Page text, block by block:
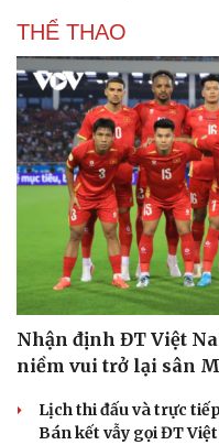
THỂ THAO
Nhận định ĐT Việt
niềm vui trở lại sân
Lịch thi đấu và trực
Bán kết vẫy gọi ĐT